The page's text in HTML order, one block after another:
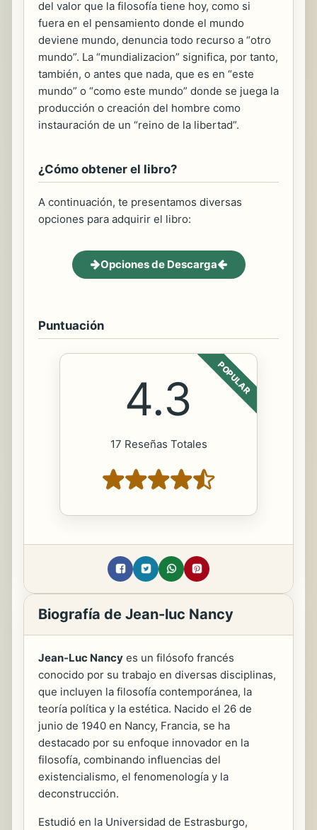
del valor que la filosofía tiene hoy, como si
fuera en el pensamiento donde el mundo
deviene mundo, denuncia todo recurso a “otro
mundo”. La “mundializacion” significa, por tanto,
también, o antes que nada, que es en “este
mundo” o “como este mundo” donde se juega la
producción o creación del hombre como
instauración de un “reino de la libertad”.
¿Cómo obtener el libro?
A continuación, te presentamos diversas
opciones para adquirir el libro:
Opciones de Descarga
Puntuación
POPULAR
4.3
17 Reseñas Totales
Biografía de Jean-luc Nancy
Jean-Luc Nancy es un filósofo francés
conocido por su trabajo en diversas disciplinas,
que incluyen la filosofía contemporánea, la
teoría política y la estética. Nacido el 26 de
junio de 1940 en Nancy, Francia, se ha
destacado por su enfoque innovador en la
filosofía, combinando influencias del
existencialismo, el fenomenología y la
deconstrucción.
Estudió en la Universidad de Estrasburgo,